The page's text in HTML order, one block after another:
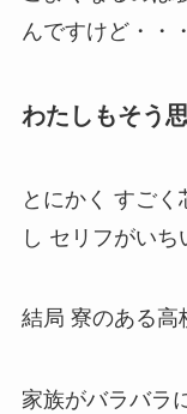
んですけど・・・
わたしもそう
とにかく すご
し セリフがいち
結局 寮のある高
家族がバラバラ